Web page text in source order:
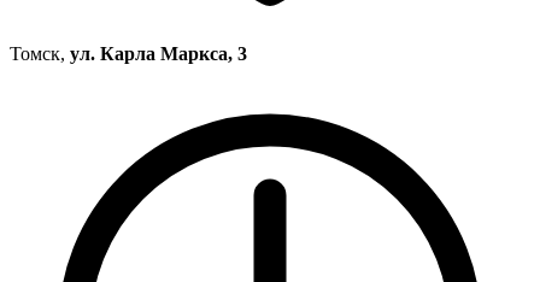
Томск, ул. Карла Маркса, 3